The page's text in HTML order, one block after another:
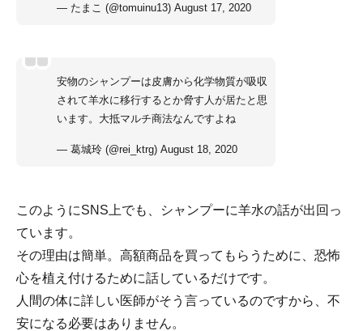
— たまこ (@tomuinu13) August 17, 2020
安物のシャンプーは皮膚から化学物質が吸収
されて羊水に移行するとか脅す人が居たと思
います。大抵マルチ商法なんですよね
— 葛城玲 (@rei_ktrg) August 18, 2020
このようにSNS上でも、シャンプーに羊水の話が出回っ
ています。
その理由は簡単。高額商品を買ってもらうために、恐怖
心を植え付けるために話しているだけです。
人間の体に詳しい医師がそう言っているのですから、不
安になる必要はありません。